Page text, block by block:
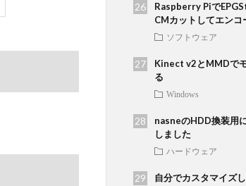
Raspberry Piで
CMカットしてエンコ
ソフトウェア
Kinect v2とMMDで
る
Windows
nasneのHDD換装用
しました
ハードウェア
自分でカスタマイズ